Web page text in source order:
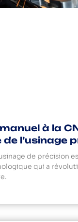
à la
de l’usinage
de précision
qui a